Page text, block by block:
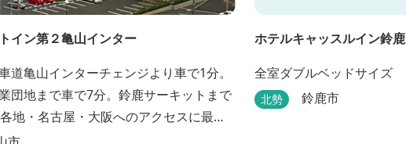
イン第２亀山インター
道亀山インターチェンジより車で1分。
団地まで車で7分。鈴鹿サーキットまで
地・名古屋・大阪へのアクセスに最
無料駐車場完備。
ホテルキャッスルイン鈴鹿
全室ダブルベッドサイズ
北勢 鈴鹿市